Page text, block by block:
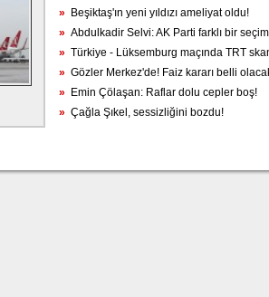
» Beşiktaş'ın yeni yıldızı ameliyat oldu!
» Abdulkadir Selvi: AK Parti farklı bir
» Türkiye - Lüksemburg maçında TRT
» Gözler Merkez'de! Faiz kararı belli
» Emin Çölaşan: Raflar dolu cepler boş!
» Çağla Şıkel, sessizliğini bozdu!